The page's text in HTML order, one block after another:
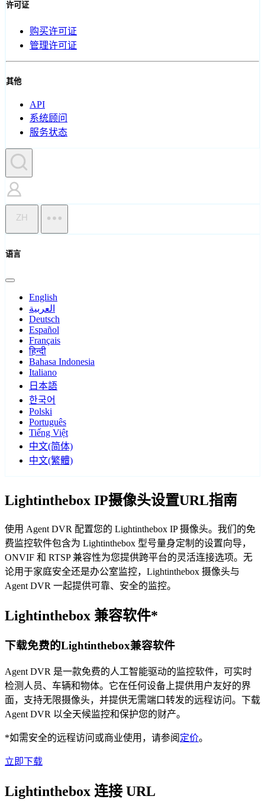
许可证
购买许可证
管理许可证
其他
API
系统顾问
服务状态
ZH
语言
English
العربية
Deutsch
Español
Français
हिन्दी
Bahasa Indonesia
Italiano
日本語
한국어
Polski
Português
Tiếng Việt
中文(简体)
中文(繁體)
Lightinthebox IP摄像头设置URL指南
使用 Agent DVR 配置您的 Lightinthebox IP 摄像头。我们的免
费监控软件包含为 Lightinthebox 型号量身定制的设置向导，
ONVIF 和 RTSP 兼容性为您提供跨平台的灵活连接选项。无
论用于家庭安全还是办公室监控，Lightinthebox 摄像头与
Agent DVR 一起提供可靠、安全的监控。
Lightinthebox 兼容软件*
下载免费的Lightinthebox兼容软件
Agent DVR 是一款免费的人工智能驱动的监控软件，可实时
检测人员、车辆和物体。它在任何设备上提供用户友好的界
面，支持无限摄像头，并提供无需端口转发的远程访问。下载
Agent DVR 以全天候监控和保护您的财产。
*如需安全的远程访问或商业使用，请参阅 定价。
立即下载
Lightinthebox 连接 URL